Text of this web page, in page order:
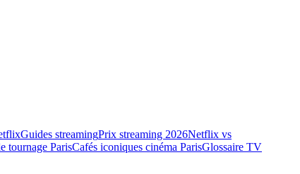
Guides streamingPrix streaming 2026Netflix vs
tournage ParisCafés iconiques cinéma ParisGlossaire TV